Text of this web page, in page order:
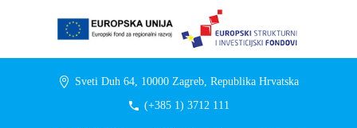
Sveti Duh 64, 10000 Zagreb, Republika Hrvatska
(+385 1) 3712 111